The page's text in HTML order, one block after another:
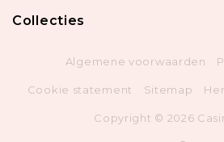
Collecties
Algemene voorwaarden
Cookie statement Sitemap
Copyright © 2026